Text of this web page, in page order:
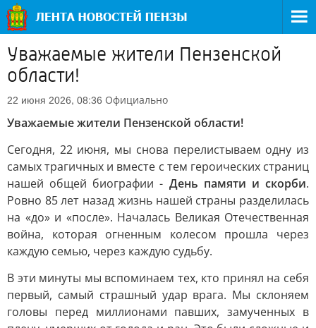
Уважаемые жители Пензенской
области!
22 июня 2026, 08:36 Официально
Уважаемые жители Пензенской области!
Сегодня, 22 июня, мы снова перелистываем одну из
самых трагичных и вместе с тем героических страниц
нашей общей биографии - День памяти и скорби.
Ровно 85 лет назад жизнь нашей страны разделилась
на «до» и «после». Началась Великая Отечественная
война, которая огненным колесом прошла через
каждую семью, через каждую судьбу.
В эти минуты мы вспоминаем тех, кто принял на себя
первый, самый страшный удар врага. Мы склоняем
головы перед миллионами павших, замученных в